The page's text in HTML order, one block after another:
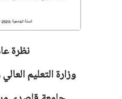
نظرة
وزارة التعليم